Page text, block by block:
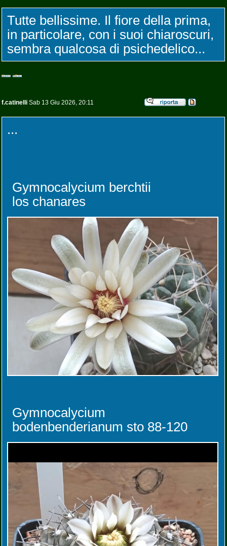
Tutte bellissime. Il fiore della prima,
in particolare, con i suoi chiaroscuri,
sembra qualcosa di psichedelico...
f.catinelli Sab 13 Giu 2026, 20:11
...
Gymnocalycium berchtii
los chanares
Gymnocalycium
bodenbenderianum sto 88-120